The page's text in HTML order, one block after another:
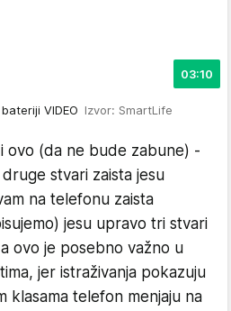
03:10
VIDEO Izvor: SmartLife
i ovo (da ne bude zabune) -
stvari zaista jesu
na telefonu zaista
jesu upravo tri stvari
ovo je posebno važno u
jer istraživanja pokazuju
klasama telefon menjaju na